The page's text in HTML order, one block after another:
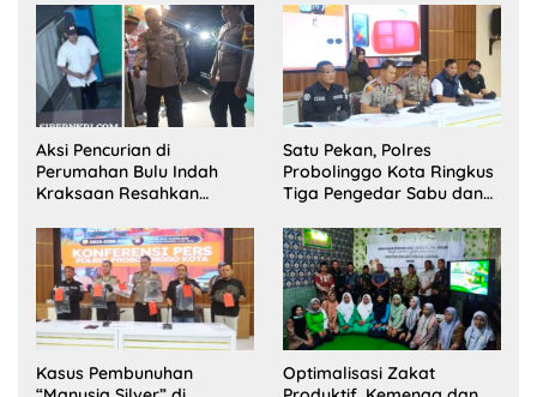
Disabilitas di Dringu
Aksi Pencurian di
Perumahan Bulu Indah
Kraksaan Resahkan
Satu Pekan, Polres
Probolinggo Kota Ringkus
Tiga Pengedar Sabu dan
Kasus Pembunuhan
Optimalisasi Zakat